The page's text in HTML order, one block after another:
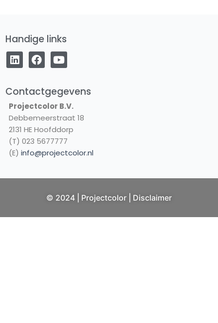
Handige links
L
i
n
e
i
n
F
a
c
b
o
o
k
Y
o
u
u
b
e
Contactgegevens
Projectcolor B.V.
Debbemeerstraat 18
2131 HE Hoofddorp
(T) 023 5677777
(E) info@projectcolor.nl
© 2024 | Projectcolor | Disclaimer
NL